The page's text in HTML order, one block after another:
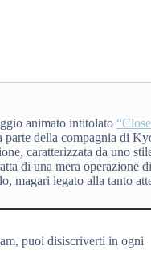
animato intitolato
della compagnia di
caratterizzata da uno
di una mera operazione
magari legato alla tanto
puoi disiscriverti in ogni